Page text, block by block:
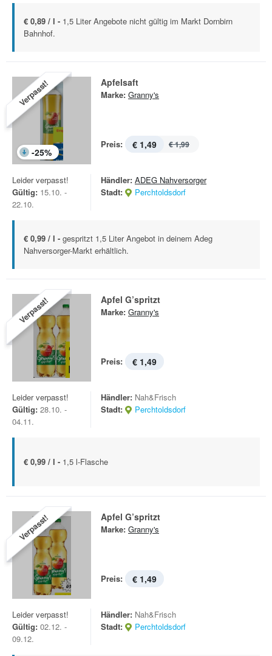
€ 0,89 / l - 1,5 Liter Angebote nicht gültig im Markt Dornbirn
Bahnhof.
Verpasst!
-25%
Apfelsaft
Marke: Granny's
Preis: € 1,49 € 1,99
Leider verpasst!
Gültig: 15.10. -
22.10.
Händler: ADEG Nahversorger
Stadt:
Perchtoldsdorf
€ 0,99 / l - gespritzt 1,5 Liter Angebot in deinem Adeg
Nahversorger-Markt erhältlich.
Verpasst! Apfel G’spritzt
Marke: Granny's
Preis: € 1,49
Leider verpasst!
Gültig: 28.10. -
04.11.
Händler: Nah&Frisch
Stadt:
Perchtoldsdorf
€ 0,99 / l - 1,5 l-Flasche
Verpasst! Apfel G’spritzt
Marke: Granny's
Preis: € 1,49
Leider verpasst!
Gültig: 02.12. -
09.12.
Händler: Nah&Frisch
Stadt:
Perchtoldsdorf